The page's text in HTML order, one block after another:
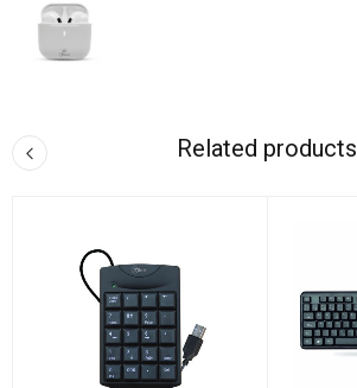
Related products